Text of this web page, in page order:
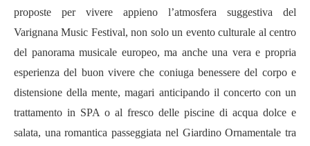
proposte per vivere appieno l’atmosfera suggestiva del
Varignana Music Festival, non solo un evento culturale al centro
del panorama musicale europeo, ma anche una vera e propria
esperienza del buon vivere che coniuga benessere del corpo e
distensione della mente, magari anticipando il concerto con un
trattamento in SPA o al fresco delle piscine di acqua dolce e
salata, una romantica passeggiata nel Giardino Ornamentale tra